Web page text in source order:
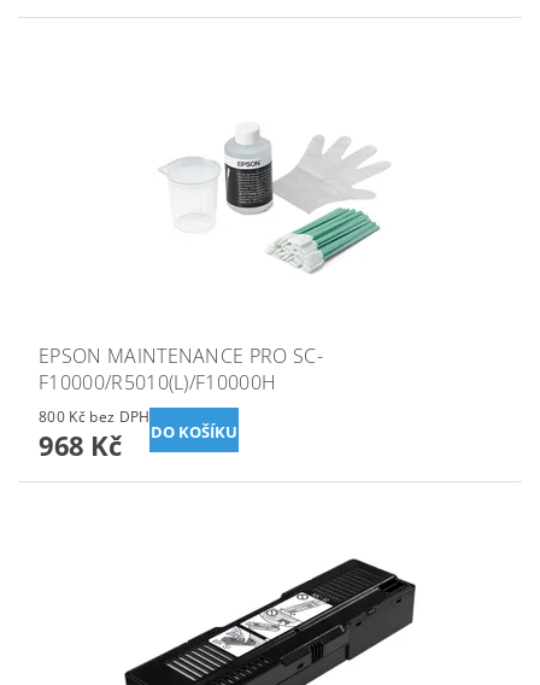
EPSON MAINTENANCE PRO SC-
F10000/R5010(L)/F10000H
800 Kč bez DPH
968 Kč